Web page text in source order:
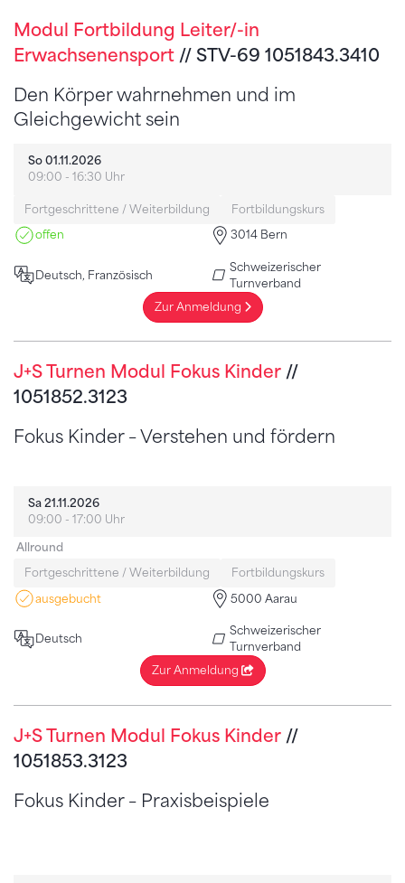
Modul Fortbildung Leiter/-in
Erwachsenensport // STV-69 1051843.3410
Den Körper wahrnehmen und im
Gleichgewicht sein
So 01.11.2026
09:00 - 16:30 Uhr
Fortgeschrittene / Weiterbildung
Fortbildungskurs
offen
3014 Bern
Deutsch, Französisch
Schweizerischer
Turnverband
Zur Anmeldung
J+S Turnen Modul Fokus Kinder //
1051852.3123
Fokus Kinder – Verstehen und fördern
Sa 21.11.2026
09:00 - 17:00 Uhr
Allround
Fortgeschrittene / Weiterbildung
Fortbildungskurs
ausgebucht
5000 Aarau
Deutsch
Schweizerischer
Turnverband
Zur Anmeldung
J+S Turnen Modul Fokus Kinder //
1051853.3123
Fokus Kinder – Praxisbeispiele